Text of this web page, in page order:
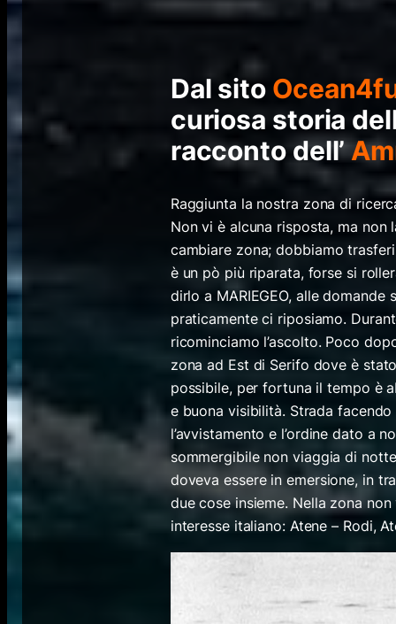
Dal sito
curiosa storia
racconto dell’
Raggiunta la nostra zona di
Non vi è alcuna risposta, ma non
cambiare zona; dobbiamo
è un pò più riparata, forse si
dirlo a MARIEGEO, alle
praticamente ci riposiamo.
ricominciamo l’ascolto. Poco
zona ad Est di Serifo dove è
possibile, per fortuna il tempo è
e buona visibilità. Strada
l’avvistamento e l’ordine dato a
sommergibile non viaggia di
doveva essere in emersione, in
due cose insieme. Nella zona
interesse italiano: Atene – Rodi,